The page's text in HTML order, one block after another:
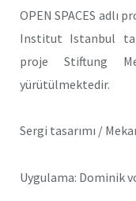
OPEN SPACES adlı
Institut Istanbul
proje Stiftung
yürütülmektedir.
Sergi tasarımı /
Uygulama: Dominik